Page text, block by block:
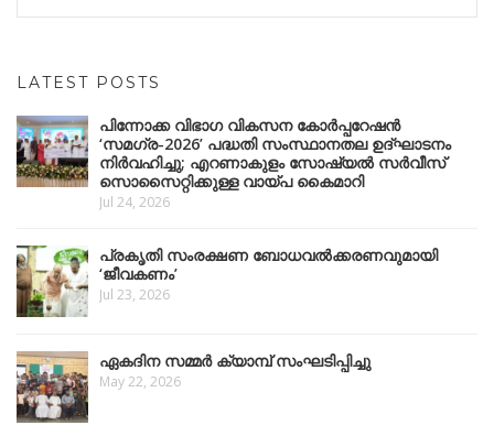
LATEST POSTS
പിന്നോക്ക വിഭാഗ വികസന കോർപ്പറേഷൻ
‘സമഗ്ര-2026’ പദ്ധതി സംസ്ഥാനതല ഉദ്ഘാടനം
നിർവഹിച്ചു; എറണാകുളം സോഷ്യൽ സർവീസ്
സൊസൈറ്റിക്കുള്ള വായ്പ കൈമാറി
Jul 24, 2026
പ്രകൃതി സംരക്ഷണ ബോധവൽക്കരണവുമായി
‘ജീവകണം’
Jul 23, 2026
ഏകദിന സമ്മർ ക്യാമ്പ് സംഘടിപ്പിച്ചു
May 22, 2026